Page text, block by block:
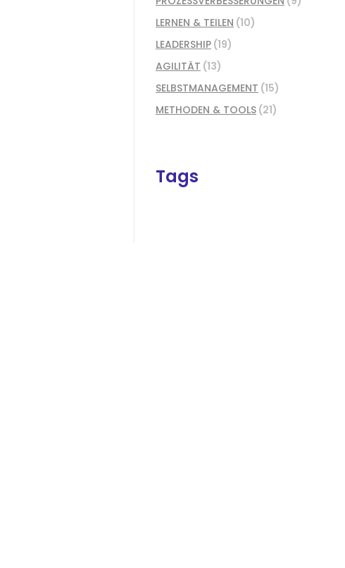
LERNEN & TEILEN (10)
LEADERSHIP (19)
AGILITÄT (13)
SELBSTMANAGEMENT (15)
METHODEN & TOOLS (21)
Tags